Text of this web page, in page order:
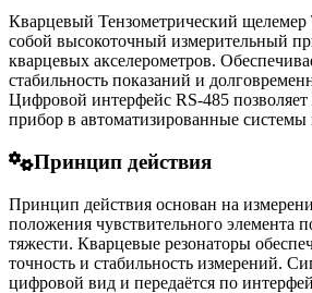
Кварцевый Тензометрический
собой высокоточный измерительный
кварцевых акселерометров.
стабильность показаний и
Цифровой интерфейс RS-485 позволяет
прибор в автоматизированные системы
Принцип действия
Принцип действия основан на
положения чувствительного элемента
тяжести. Кварцевые резонаторы
точность и стабильность измерений.
цифровой вид и передаётся по